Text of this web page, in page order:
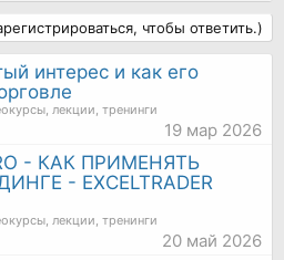
чтобы ответить.)
интерес и как его
лекции, тренинги
19 мар 2026
- КАК ПРИМЕНЯТЬ
- EXCELTRADER
лекции, тренинги
20 май 2026